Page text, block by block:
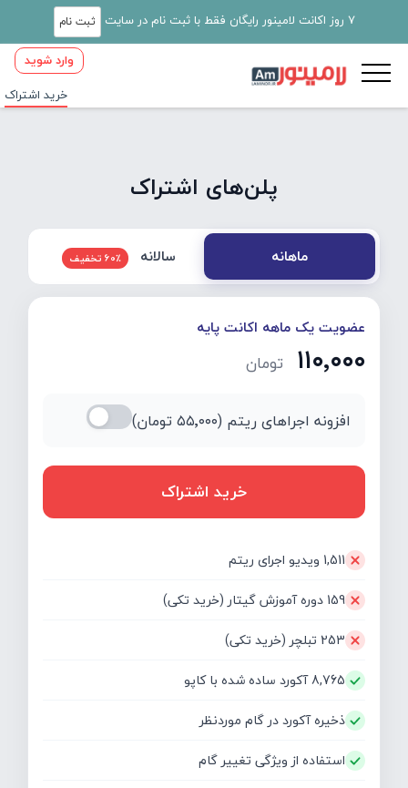
7 روز اکانت لامینور رایگان فقط با ثبت نام در سایت ثبت نام
وارد شوید
خرید اشتراک
پلن‌های اشتراک
ماهانه سالانه 60٪ تخفیف
عضویت یک ماهه اکانت پایه
۱۱۰٬۰۰۰ تومان
افزونه اجراهای ریتم (۵۵٬۰۰۰تومان)
خرید اشتراک
1,511 ویدیو اجرای ریتم
159 دوره آموزش گیتار (خرید تکی)
253 تبلچر (خرید تکی)
8,765 آکورد ساده شده با کاپو
ذخیره آکورد در گام موردنظر
استفاده از ویژگی تغییر گام